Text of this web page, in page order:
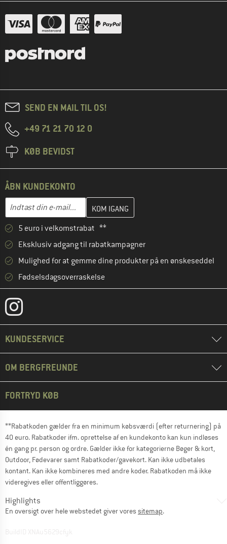
SEND EN MAIL TIL OS!
+49 71 21 70 12 0
KØB BEVIDST
ÅBN KUNDEKONTO
E-mail-adresse
Indtast din e-mailadresse her, og opret i næste trin din
5 euro i velkomstrabat **
Eksklusiv adgang til rabatkampagner
Mulighed for at gemme dine produkter på en ønskeseddel
Fødselsdagsoverraskelse
KUNDESERVICE
OM BERGFREUNDE
FORTRYD KØB
**Rabatkoden gælder fra en minimum købsværdi (efter returnering) på
40 euro. Rabatkoder ifm. oprettelse af en kundekonto kan kun indløses
én gang pr. person og ordre. Gælder ikke for kategorierne Bøger & kort,
Outdoor, Fødevarer samt Rabatkoder/gavekort. Kan ikke udbetales
kontant. Kan ikke kombineres med andre koder. Rabatkoden må ikke
videregives eller offentliggøres.
Highlights
En oversigt over hele webstedet giver voressitemap.